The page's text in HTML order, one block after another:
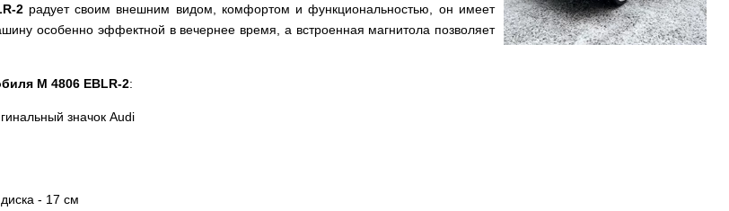
2радует своим внешним видом, комфортом и функциональностью, он имеет
особенно эффектной в вечернее время, а встроенная магнитола позволяет
M 4806 EBLR-2:
значок Audi
- 17 см